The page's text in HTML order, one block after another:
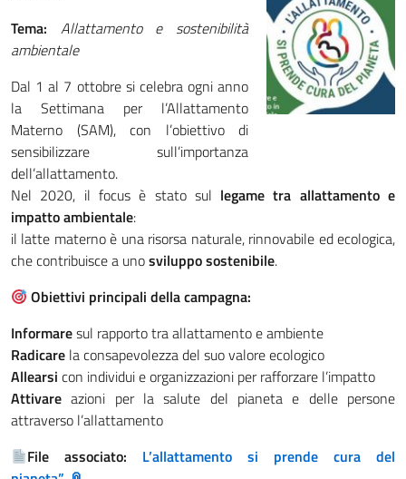
Tema:
Allattamento e sostenibilità
ambientale
Dal 1 al 7 ottobre si celebra ogni anno
la Settimana per l’Allattamento
Materno (SAM), con l’obiettivo di
sensibilizzare sull’importanza
dell’allattamento.
Nel 2020, il focus è stato sul legame tra allattamento e
impatto ambientale:
il latte materno è una risorsa naturale, rinnovabile ed ecologica,
che contribuisce a unosviluppo sostenibile.
Obiettivi principali della campagna:
Informaresul rapporto tra allattamento e ambiente
Radicare la consapevolezza del suo valore ecologico
Allearsi con individui e organizzazioni per rafforzare l’impatto
Attivare azioni per la salute del pianeta e delle persone
attraverso l’allattamento
File associato:
L’allattamento si prende cura del